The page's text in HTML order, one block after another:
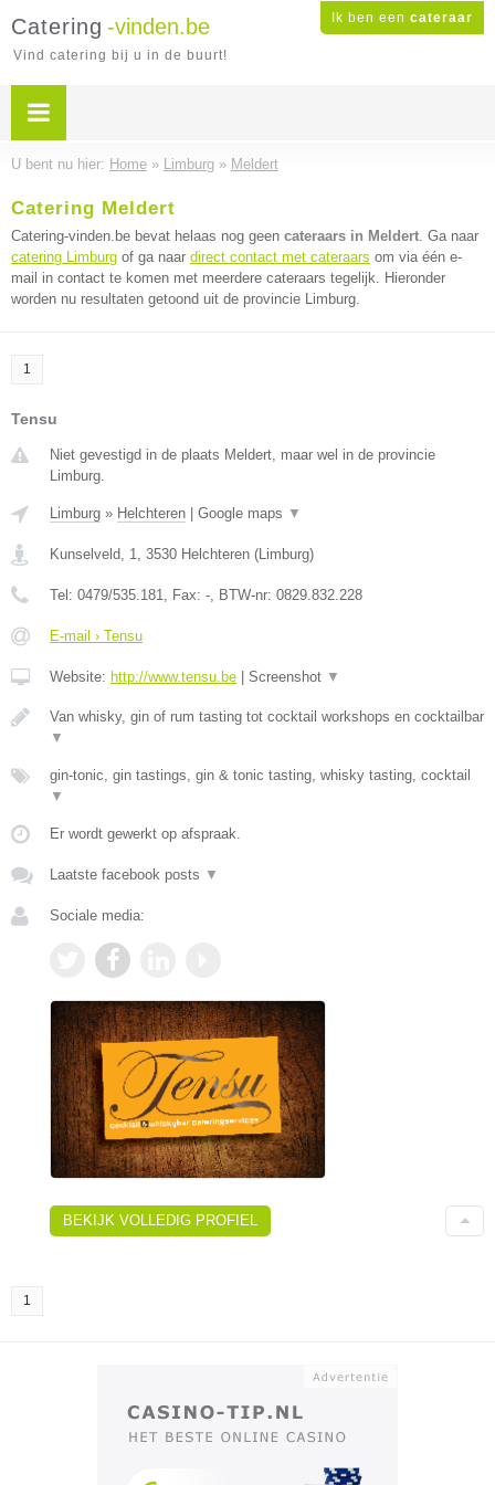
Ik ben een cateraar
Catering -vinden.be
Vind catering bij u in de buurt!
U bent nu hier: Home » Limburg » Meldert
Catering Meldert
Catering-vinden.be bevat helaas nog geen cateraars in Meldert. Ga naar
catering Limburg of ga naar direct contact met cateraars om via één e-
mail in contact te komen met meerdere cateraars tegelijk. Hieronder
worden nu resultaten getoond uit de provincie Limburg.
1
Tensu
Niet gevestigd in de plaats Meldert, maar wel in de provincie
Limburg.
Limburg » Helchteren Google maps ▼
Kunselveld, 1, 3530 Helchteren (Limburg)
Tel: 0479/535.181, Fax: -, BTW-nr: 0829.832.228
E-mail › Tensu
Website: http://www.tensu.be Screenshot ▼
Van whisky, gin of rum tasting tot cocktail workshops en cocktailbar
▼
gin-tonic, gin tastings, gin & tonic tasting, whisky tasting, cocktail
▼
Er wordt gewerkt op afspraak.
Laatste facebook posts ▼
Sociale media:
BEKIJK VOLLEDIG PROFIEL
1